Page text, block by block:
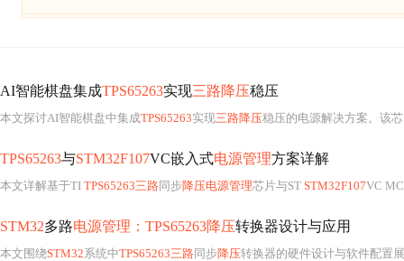
AI智能棋盘集成TPS65263实现三路降压稳压
本文探讨AI智能棋盘中集成TPS65263实现三路降压稳压的电源解决方案。该芯片支持宽输入电压、高转换效率和小尺寸封装，适
TPS65263与STM32F107VC嵌入式电源管理方案详解
本文详解基于TI TPS65263三路同步降压电源管理芯片与ST STM32F107VC MCU的嵌入式电源设计方案
STM32多路电源管理：TPS65263降压转换器设计与应用
本文围绕STM32系统中TPS65263三路同步降压转换器的硬件设计与软件配置展开，涵盖电源架构、外围元件选型（输入